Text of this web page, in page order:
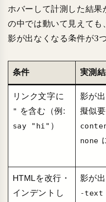
ホバーして計測した結
の中では動いて見えて
影が出なくなる条件が3
条件 実測
リンク文字に
" を含む（例:
say "hi" ）
影が出
擬似
none
HTMLを改行・
インデントし
影が出
-text